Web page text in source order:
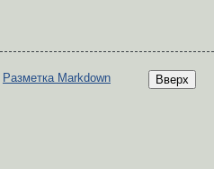
Вверх
Разметка Markdown